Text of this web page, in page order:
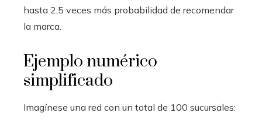
hasta 2,5 veces más probabilidad de recomendar
la marca.
Ejemplo numérico
simplificado
Imagínese una red con un total de 100 sucursales: